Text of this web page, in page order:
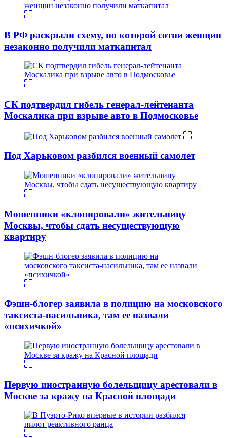
В РФ раскрыли схему, по которой сотни женщин
незаконно получили маткапитал
СК подтвердил гибель генерал-лейтенанта
Москалика при взрыве авто в Подмосковье
Под Харьковом разбился военный самолет
Мошенники «клонировали» жительницу
Москвы, чтобы сдать несуществующую
квартиру
Фэшн-блогер заявила в полицию на московского
таксиста-насильника, там ее назвали
«психичкой»
Первую иностранную болельщицу арестовали в
Москве за кражу на Красной площади